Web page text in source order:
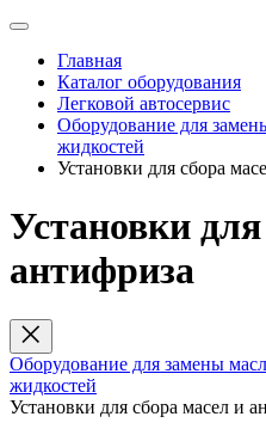
Главная
Каталог оборудования
Легковой автосервис
Оборудование для
жидкостей
Установки для сбора
Установки
антифриза
Оборудование для замены
жидкостей
Установки для сбора масел и